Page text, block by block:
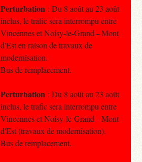
Perturbation : Du 8 août au 23 août
inclus, le trafic sera interrompu entre
Vincennes et Noisy-le-Grand – Mont
d'Est en raison de travaux de
modernisation.
Bus de remplacement.
Perturbation : Du 8 août au 23 août
inclus, le trafic sera interrompu entre
Vincennes et Noisy-le-Grand – Mont
d'Est (travaux de modernisation).
Bus de remplacement.